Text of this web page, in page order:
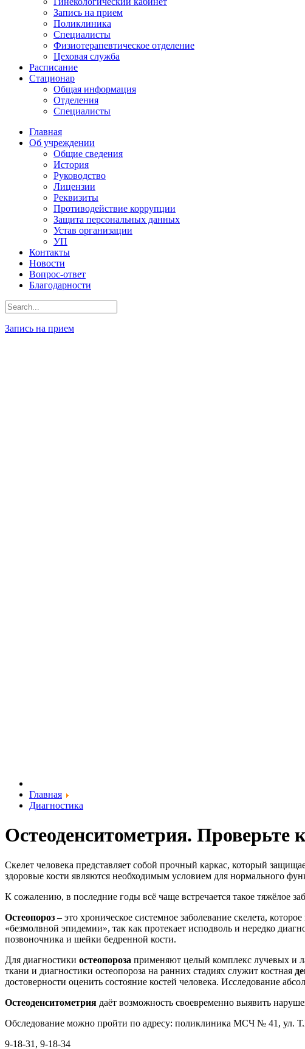
Запись на прием
Поликлиника
Специалисты
Физиотерапевтическое отделение
Цеховая служба
Расписание
Стационар
Общая информация
Отделения
Специалисты
Главная
Об учреждении
Общие сведения
История
Руководство
Лицензии
Реквизиты
Противодействие коррупции
Защита персональных данных
Устав организации
УП
Контакты
Новости
Вопрос-ответ
Благодарности
Запись на прием
Главная
Диагностика
Остеоденситометрия. Проверьте
Скелет человека представляет собой прочный каркас, который
здоровые кости являются необходимым условием для нормального
К сожалению, в последние годы всё чаще встречается такое тяжёлое
Остеопороз – это хроническое системное заболевание скелета,
«безмолвной эпидемии», так как протекает исподволь и нередко
позвоночника и шейки бедренной кости.
Для диагностики остеопороза применяют целый комплекс лучевых и
ткани и диагностики остеопороза на ранних стадиях служит костная
достоверности оценить состояние костей человека. Исследование
Остеоденситометрия даёт возможность своевременно выявить
Обследование можно пройти по адресу: поликлиника МСЧ № 41, ул.
9-18-31, 9-18-34